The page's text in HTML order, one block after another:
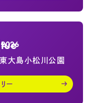
2026
tue
大島小松川公園
ー